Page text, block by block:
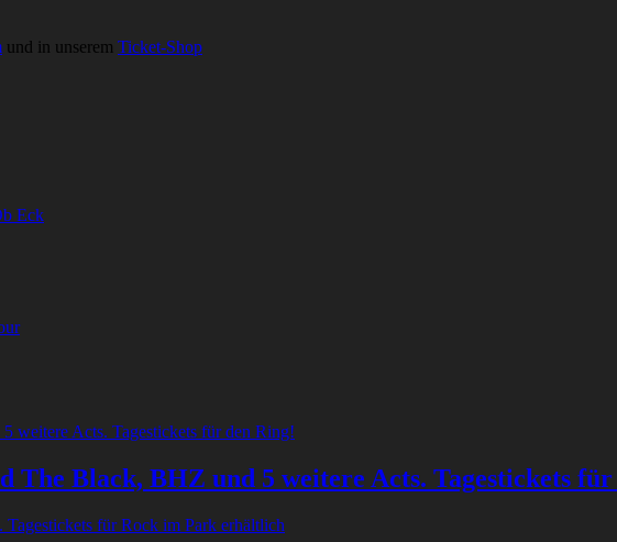
und in unserem Ticket-Shop
Eck
The Black, BHZ und 5 weitere Acts. Tagestickets